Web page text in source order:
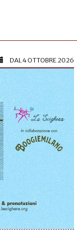
DAL4 OTTOBRE 2026